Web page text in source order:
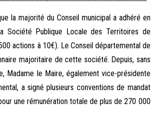
la majorité du Conseil municipal a adhéré en
Société Publique Locale des Territoires de
actions à 10€). Le Conseil départemental de
majoritaire de cette société. Depuis, sans
Madame le Maire, également vice-présidente
a signé plusieurs conventions de mandat
une rémunération totale de plus de 270 000